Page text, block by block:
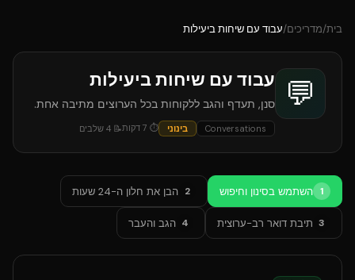
בית/מדריכים/עבוד עם שיחות ביעילות
💬 עבוד עם שיחות ביעילות
סנן, תעדף והגב ללקוחות בכל הערוצים מתיבה אחת.
Conversations בינוני ⏱
7 דקות📝
4 שלבים
1 השתמש בסינון וחיפוש 2 הבן את חלון ה-24 שעות
3 תיבת דואר רב-ערוצית 4 הגב והעבר